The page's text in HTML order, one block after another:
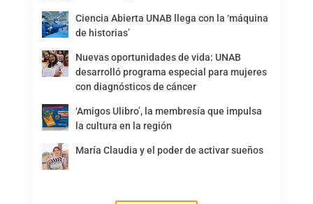
Ciencia Abierta UNAB llega con la ‘máquina
de historias’
Nuevas oportunidades de vida: UNAB
desarrolló programa especial para mujeres
con diagnósticos de cáncer
‘Amigos Ulibro’, la membresía que impulsa
la cultura en la región
María Claudia y el poder de activar sueños